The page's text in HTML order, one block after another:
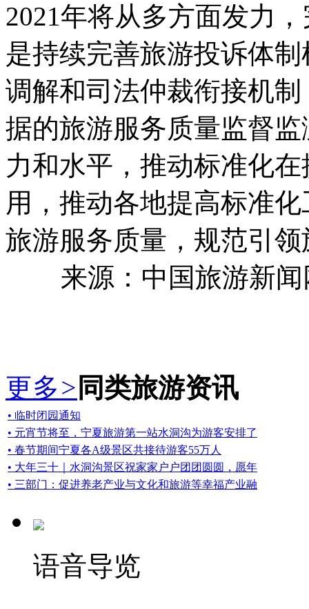
2021年将从多方面发力
是持续完善旅游投诉体
调解和司法仲裁衔接机
据的旅游服务质量监督
力和水平，推动标准化
用，推动各地提高标准
旅游服务质量，规范引
来源：中国旅游新闻
更多> 同类旅游资讯
• 临时闭园通知
• 元宵节将至，宁夏旅游第一站水洞沟为游客安排了
• 春节期间宁夏各A级景区共接待游客55万人
• 大年三十｜水洞沟景区祝家家户户团团圆圆，愿年
• 三部门：促进养老产业与文化和旅游等幸福产业融
语音导览